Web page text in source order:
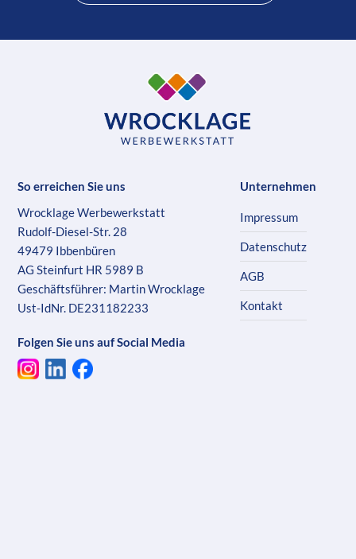
So erreichen Sie uns
Wrocklage Werbewerkstatt
Rudolf-Diesel-Str. 28
49479 Ibbenbüren
AG Steinfurt HR 5989 B
Geschäftsführer: Martin Wrocklage
Ust-IdNr. DE231182233
Folgen Sie uns auf Social Media
Unternehmen
Impressum
Datenschutz
AGB
Kontakt